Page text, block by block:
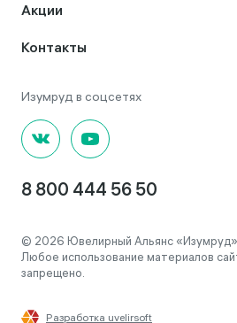
Акции
Контакты
8 800 444 56 50
© 2026 Ювелирный Альянс
Любое использование материалов
запрещено.
Разработка uvelirsoft